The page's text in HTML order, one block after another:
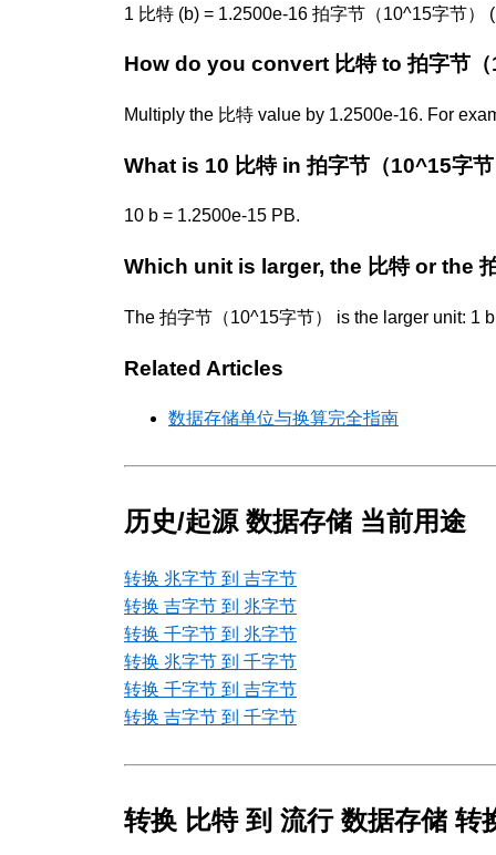
1 比特 (b) = 1.2500e-16 拍字节（10^15字节）
How do you convert 比特 to 拍字节
Multiply the 比特 value by 1.2500e-16. For
What is 10 比特 in 拍字节（10^15字
10 b = 1.2500e-15 PB.
Which unit is larger, the 比特 or the
The 拍字节（10^15字节） is the larger unit: 1
Related Articles
数据存储单位与换算完全指南
历史/起源 数据存储 当前用途
转换 兆字节 到 吉字节
转换 吉字节 到 兆字节
转换 千字节 到 兆字节
转换 兆字节 到 千字节
转换 千字节 到 吉字节
转换 吉字节 到 千字节
转换 比特 到 流行 数据存储 转